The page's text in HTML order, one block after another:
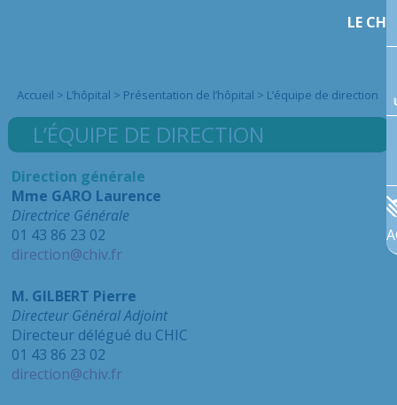
LE
Accueil > L’hôpital > Présentation de l’hôpital > L’équipe de direction
L’ÉQUIPE DE DIRECTION
Direction générale
Mme GARO Laurence
Directrice Générale
01 43 86 23 02
direction@chiv.fr
M. GILBERT Pierre
Directeur Général Adjoint
Directeur délégué du CHIC
01 43 86 23 02
direction@chiv.fr